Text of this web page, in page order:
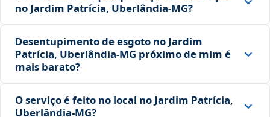
no Jardim Patrícia, Uberlândia‑MG?
Desentupimento de esgoto no Jardim
Patrícia, Uberlândia‑MG próximo de mim é
mais barato?
O serviço é feito no local no Jardim Patrícia,
Uberlândia‑MG?